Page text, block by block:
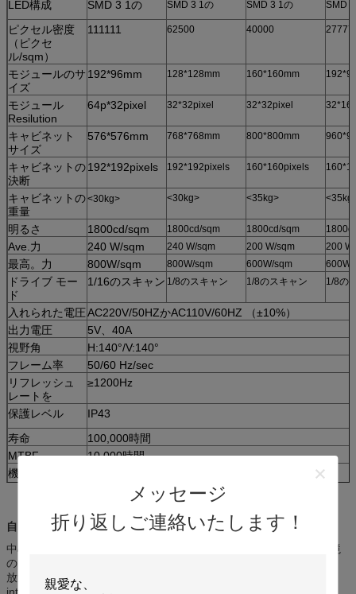
メッセージ
折り返しご連絡いたします！
LED構成 SMD 3 1の SMD 3 1の SMD 3 1の SMD
ピクセル密度
（ピクセ
ル/sqm）
111111 62500 40000 27777
モジュールのサ
イズ
192*96mm 128*128mm 160*160mm
モジュール
Resilution
64p*32pixel 32*32pixel 32*32pixel
キャビネット
サイズ
576*576mm 768*768mm 800*800mm
キャビネットの
決断
192*192pixels 192*192pixels 160*160pixels
キャビネットの
重量
<30kg> <30kg> <35kg>
明るさ 1800cd/sqm 1800cd/sqm 1800cd/sqm
Ave.力 240 W/sqm 240 W/sqm 200 W/sqm 200
最高。力 800W/sqm 800W/sqm 600W/sqm 600W/
ドライブ モー
ド
1/16のスキャン 1/8のスキャン 1/8のスキャン 1/8の
入れられた電圧AC220V/50HZかAC110V/60HZ （±10%）
出力電圧
5V、40A
視野角
H:140°/V:140°
フレーム率
50/60 Hz/sec
リフレッシュ
レートを
≥1200Hz
保護レベル
IP43
寿命
100,000時間
MTBF
10,000時間
機能不全の点率
-40~+60℃/10~80%RH
作動の臨時雇用
者/湿気
-20~+50℃/10~90%RH
入力信号
オペレーティン
グ システムPC
自由な背部サービス道、優秀な表示効果
中心の技術間の黒いkingkongシリーズ、いろいろな種類の設置環境
のための自由な背部サービス道の二重サービスを採用しなさい。
放送調節可能な水平な色スケール、色温度および明るさ